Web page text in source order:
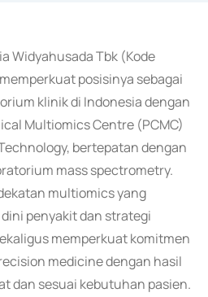
Widyahusada Tbk (Kode
posisinya sebagai
klinik di Indonesia dengan
Multiomics Centre (PCMC)
bertepatan dengan
mass spectrometry.
multiomics yang
penyakit dan strategi
memperkuat komitmen
medicine dengan hasil
dan sesuai kebutuhan pasien.